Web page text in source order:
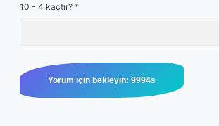
10 - 4 kaçtır? *